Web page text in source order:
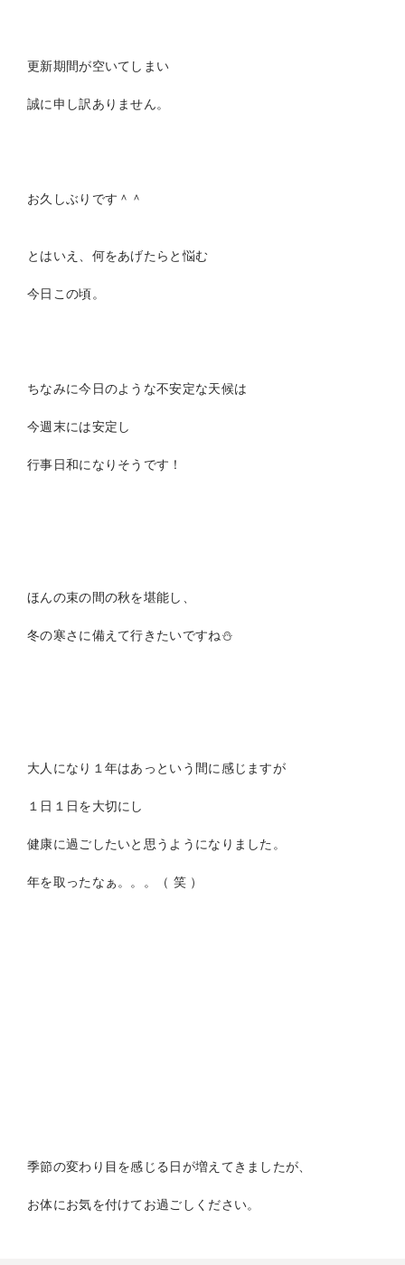
更新期間が空いてしまい
誠に申し訳ありません。
お久しぶりです＾＾
とはいえ、何をあげたらと悩む
今日この頃。
ちなみに今日のような不安定な天候は
今週末には安定し
行事日和になりそうです！
ほんの束の間の秋を堪能し、
冬の寒さに備えて行きたいですね⛄
大人になり１年はあっという間に感じますが
１日１日を大切にし
健康に過ごしたいと思うようになりました。
年を取ったなぁ。。。（ 笑 ）
季節の変わり目を感じる日が増えてきましたが、
お体にお気を付けてお過ごしください。